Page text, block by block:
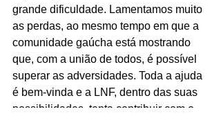
grande dificuldade. Lamentamos muito
as perdas, ao mesmo tempo em que a
comunidade gaúcha está mostrando
que, com a união de todos, é possível
superar as adversidades. Toda a ajuda
é bem-vinda e a LNF, dentro das suas
possibilidades, tenta contribuir com o